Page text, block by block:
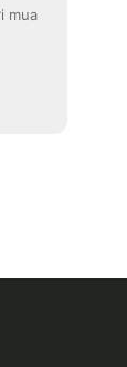
mua